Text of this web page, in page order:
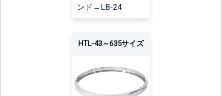
ンド→LB-24
HTL-43～635サイズ